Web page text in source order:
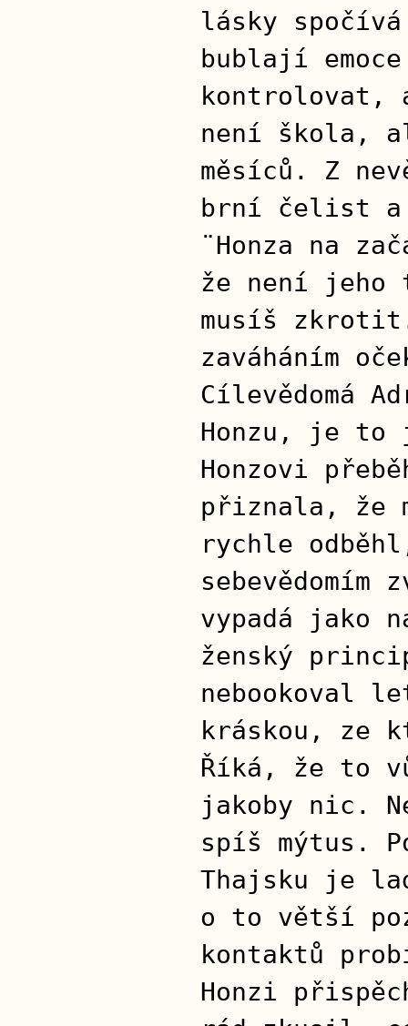
lásky
bublají
kontrolovat,
není škola,
měsíců. Z
brní čelist a
¨Honza na
že není
musíš
zaváháním
Cílevědomá
Honzu, je
Honzovi
přiznala, že
rychle
vypadá jako
ženský
nebookoval
kráskou, ze
Říká, že to
jakoby nic.
spíš mýtus.
Thajsku je
o to větší
kontaktů
Honzi